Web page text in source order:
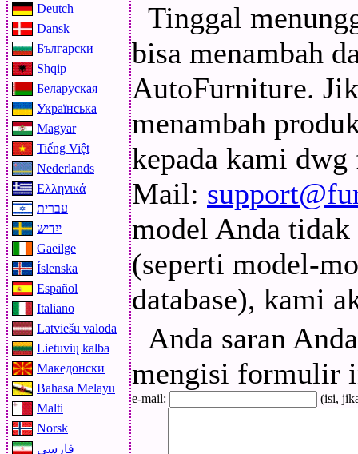
Deutch
Dansk
Български
Shqip
Беларуская
Українська
Magyar
Tiếng Việt
Nederlands
Ελληνικά
עברית
ייִדיש
Gaeilge
Íslenska
Español
Italiano
Latviešu valoda
Lietuvių kalba
Македонски
Bahasa Melayu
Malti
Norsk
فارسی
Tinggal
bisa menambah
AutoFurniture.
menambah
kepada kami
Mail:
model Anda
(seperti model-
database), kami
Anda saran
mengisi formulir
e-mail: (isi,